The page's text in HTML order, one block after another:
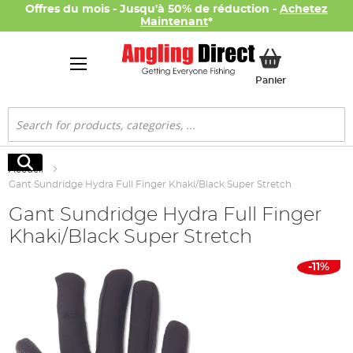
Offres du mois - Jusqu'à 50% de réduction - Achetez
Maintenant*
PanierMon panier
Rechercher
Rechercher
Accueil
Gant Sundridge Hydra Full Finger Khaki/Black Super Stretch
Gant Sundridge Hydra Full Finger
Khaki/Black Super Stretch
the
-11%